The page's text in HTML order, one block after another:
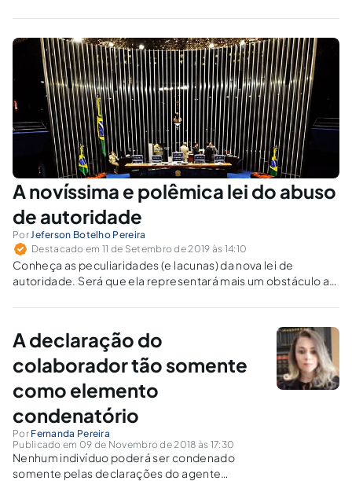
corrupção e crimes correlatos.
A novíssima e polêmica lei do abuso
de autoridade
Por Jeferson Botelho Pereira
Destacado em 11 de Setembro de 2019 às 14:10
Conheça as peculiaridades (e lacunas) da nova lei de
autoridade. Será que ela representará mais um obstáculo ao
A declaração do
colaborador tão somente
como elemento
condenatório
Por Fernanda Pereira
Publicado em 09 de Novembro de 2018 às 17:30
Nenhum indivíduo poderá ser condenado
somente pelas declarações do agente